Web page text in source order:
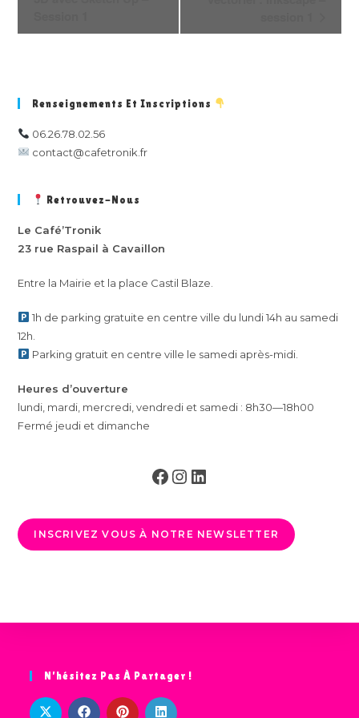
i
t
i
o
n
v
n
e
n
t
Renseignements Et Inscriptions
06.26.78.02.56
contact@cafetronik.fr
Retrouvez-Nous
Le Café’Tronik
23 rue Raspail à Cavaillon
Entre la Mairie et la place Castil Blaze.
1h de parking gratuite en centre ville du lundi 14h au samedi
12h.
Parking gratuit en centre ville le samedi après-midi.
Heures d’ouverture
lundi, mardi, mercredi, vendredi et samedi : 8h30—18h00
Fermé jeudi et dimanche
Facebook
Instagram
LinkedIn
INSCRIVEZ VOUS À NOTRE NEWSLETTER
N’hésitez Pas À Partager !